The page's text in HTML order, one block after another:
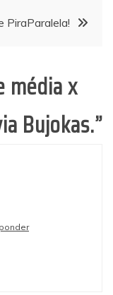
PiraParalela!
média x
Bujokas.”